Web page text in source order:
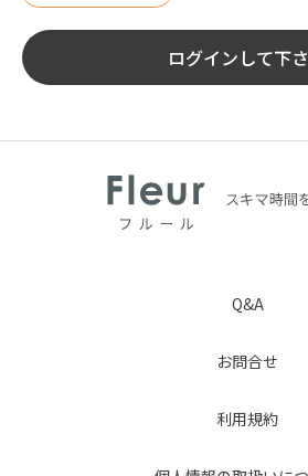
ログインして下
Q&A
お問合せ
利用規約